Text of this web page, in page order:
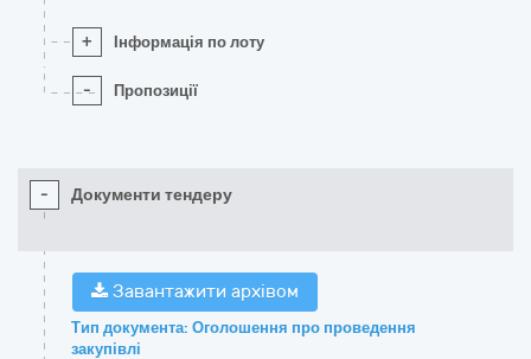
+ Інформація по лоту
- Пропозиції
- Документи тендеру
Завантажити архівом
Тип документа: Оголошення про проведення
закупівлі